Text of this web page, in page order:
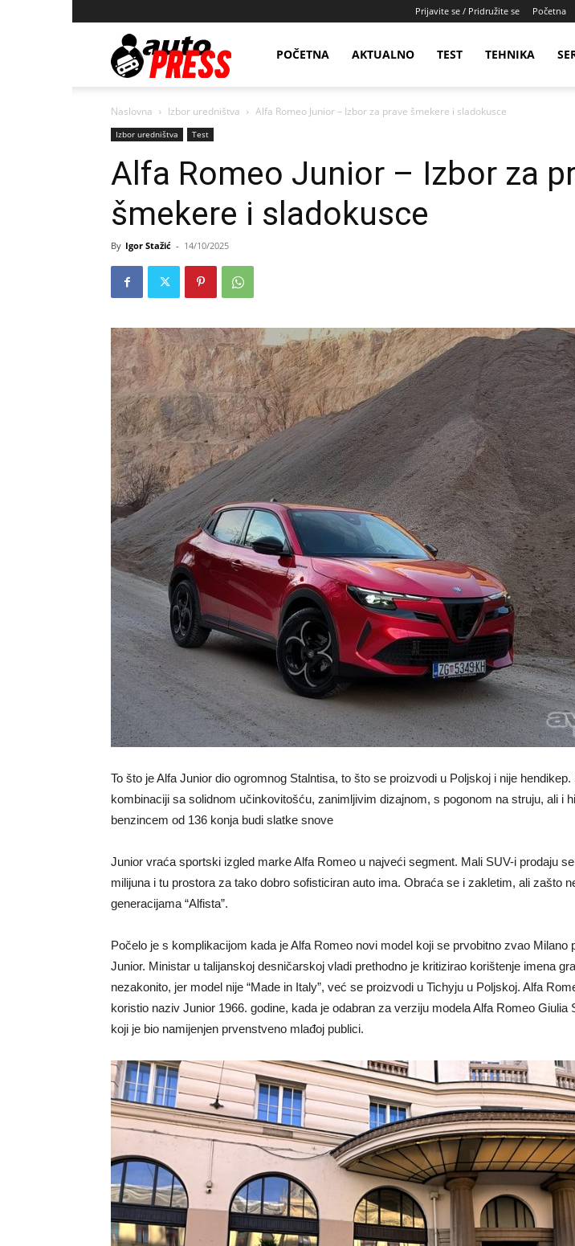
Prijavite se / Pridružite se Početna
AutopressHRPOČETNA AKTUALNO TEST TEHNIKA
Naslovna Izbor uredništva Alfa Romeo Junior – Izbor za prave šmekere i sladokusce
Izbor uredništva Test
Alfa Romeo Junior – Izbor za
šmekere i sladokusce
By Igor Stažić - 14/10/2025
To što je Alfa Junior dio ogromnog Stalntisa, to što se proizvodi u Poljskoj i nije
kombinaciji sa solidnom učinkovitošću, zanimljivim dizajnom, s pogonom na struju, ali i
benzincem od 136 konja budi slatke snove
Junior vraća sportski izgled marke Alfa Romeo u najveći segment. Mali SUV-i prodaju
milijuna i tu prostora za tako dobro sofisticiran auto ima. Obraća se i zakletim, ali zašto
generacijama “Alfista”.
Počelo je s komplikacijom kada je Alfa Romeo novi model koji se prvobitno zvao Milano
Junior. Ministar u talijanskoj desničarskoj vladi prethodno je kritizirao korištenje imena
nezakonito, jer model nije “Made in Italy”, već se proizvodi u Tichyju u Poljskoj. Alfa
koristio naziv Junior 1966. godine, kada je odabran za verziju modela Alfa Romeo Giulia
koji je bio namijenjen prvenstveno mlađoj publici.